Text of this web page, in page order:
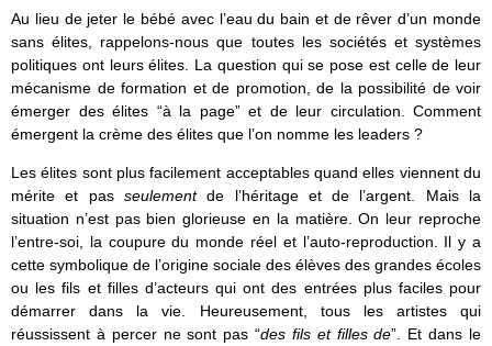
Au lieu de jeter le bébé avec l’eau du bain et de rêver d’un monde
sans élites, rappelons-nous que toutes les sociétés et systèmes
politiques ont leurs élites. La question qui se pose est celle de leur
mécanisme de formation et de promotion, de la possibilité de voir
émerger des élites “à la page” et de leur circulation. Comment
émergent la crème des élites que l’on nomme les leaders ?
Les élites sont plus facilement acceptables quand elles viennent du
mérite et pas seulementde l’héritage et de l’argent. Mais la
situation n’est pas bien glorieuse en la matière. On leur reproche
l’entre-soi, la coupure du monde réel et l’auto-reproduction. Il y a
cette symbolique de l’origine sociale des élèves des grandes écoles
ou les fils et filles d’acteurs qui ont des entrées plus faciles pour
démarrer dans la vie. Heureusement, tous les artistes qui
réussissent à percer ne sont pas “des fils et filles de”. Et dans le